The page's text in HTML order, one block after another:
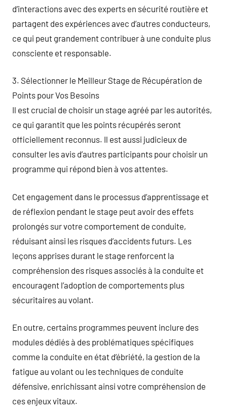
d’interactions avec des experts en sécurité routière et
partagent des expériences avec d’autres conducteurs,
ce qui peut grandement contribuer à une conduite plus
consciente et responsable.
3. Sélectionner le Meilleur Stage de Récupération de
Points pour Vos Besoins
Il est crucial de choisir un stage agréé par les autorités,
ce qui garantit que les points récupérés seront
officiellement reconnus. Il est aussi judicieux de
consulter les avis d’autres participants pour choisir un
programme qui répond bien à vos attentes.
Cet engagement dans le processus d’apprentissage et
de réflexion pendant le stage peut avoir des effets
prolongés sur votre comportement de conduite,
réduisant ainsi les risques d’accidents futurs. Les
leçons apprises durant le stage renforcent la
compréhension des risques associés à la conduite et
encouragent l’adoption de comportements plus
sécuritaires au volant.
En outre, certains programmes peuvent inclure des
modules dédiés à des problématiques spécifiques
comme la conduite en état d’ébriété, la gestion de la
fatigue au volant ou les techniques de conduite
défensive, enrichissant ainsi votre compréhension de
ces enjeux vitaux.